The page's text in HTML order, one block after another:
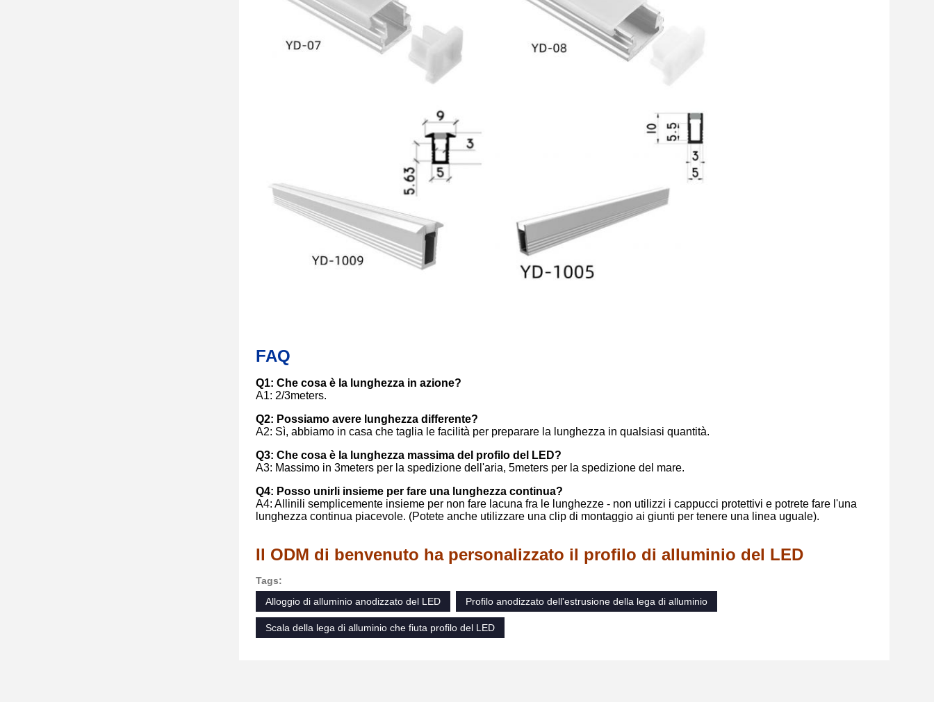
FAQ
Q1: Che cosa è la lunghezza in azione?
A1: 2/3meters.
Q2: Possiamo avere lunghezza differente?
A2: Sì, abbiamo in casa che taglia le facilità per preparare la lunghezza in qualsiasi quantità.
Q3: Che cosa è la lunghezza massima del profilo del LED?
A3: Massimo in 3meters per la spedizione dell'aria, 5meters per la spedizione del mare.
Q4: Posso unirli insieme per fare una lunghezza continua?
A4: Allinili semplicemente insieme per non fare lacuna fra le lunghezze - non utilizzi i cappucci protettivi e potrete fare l'una
lunghezza continua piacevole. (Potete anche utilizzare una clip di montaggio ai giunti per tenere una linea uguale).
Il ODM di benvenuto ha personalizzato il profilo di alluminio del LED
Tags:
Alloggio di alluminio anodizzato del LED
Profilo anodizzato dell'estrusione della lega di alluminio
Scala della lega di alluminio che fiuta profilo del LED